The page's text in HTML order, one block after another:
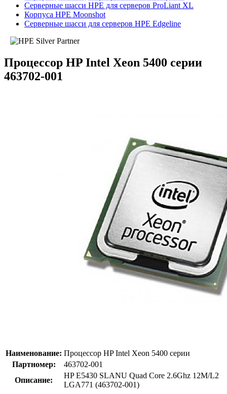
Серверные шасси HPE для серверов ProLiant XL
Корпуса HPE Moonshot
Серверные шасси для серверов HPE Edgeline
Процессор HP Intel Xeon 5400 серии
463702-001
Наименование: Процессор HP Intel Xeon 5400 серии
Партномер:
463702-001
Описание:
HP E5430 SLANU Quad Core 2.6Ghz 12M/L2
LGA771 (463702-001)